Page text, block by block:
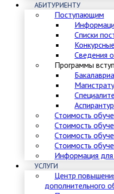
АБИТУРИЕНТУ
Поступающим
Списки
Сведения
Программы
Стоимость
Стоимость
Стоимость
Стоимость
Информация
УСЛУГИ
Центр
дополнительного